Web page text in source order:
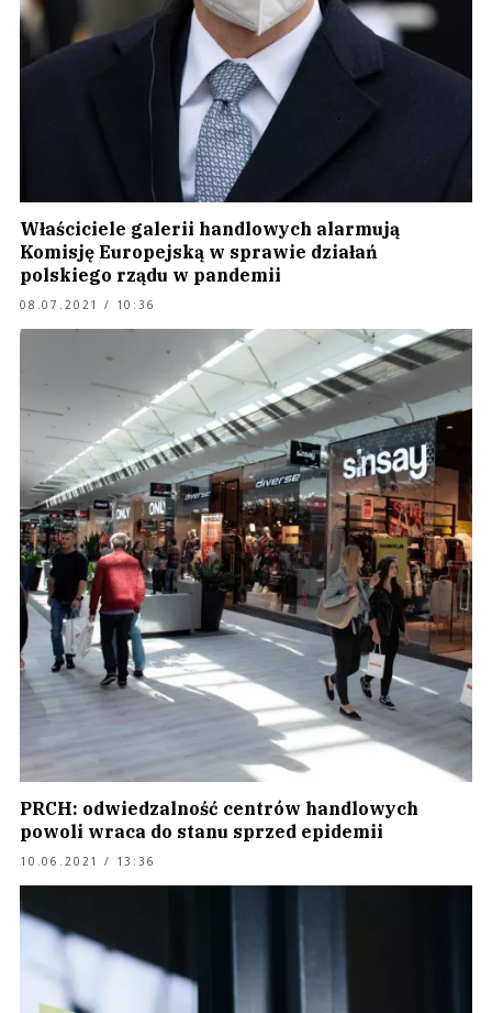
Właściciele galerii handlowych alarmują
Komisję Europejską w sprawie działań
polskiego rządu w pandemii
08.07.2021 / 10:36
PRCH: odwiedzalność centrów handlowych
powoli wraca do stanu sprzed epidemii
10.06.2021 / 13:36